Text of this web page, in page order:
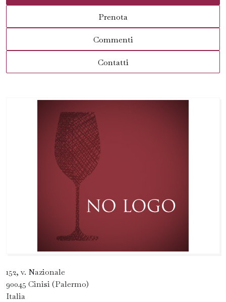
Prenota
Commenti
Contatti
152, v. Nazionale
90045 Cinisi (Palermo)
Italia